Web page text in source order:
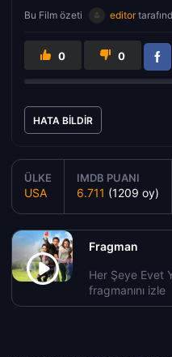
Bu Film özeti editor
0 0
HATA BILDIR
ÜLKE
USA
IMDB PUANI
6.711 (1209 oy)
Fragman
Her Şeye Evet
fragmanını izle